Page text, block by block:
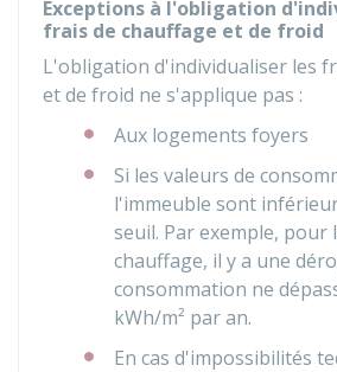
Exceptions à l'obligation
frais de chauffage et de froid
L'obligation d'individualiser les
et de froid ne s'applique pas :
Aux logements foyers
Si les valeurs de
l'immeuble sont
seuil. Par exemple, pour
chauffage, il y a une
consommation ne
kWh/m² par an.
En cas d'impossibilités